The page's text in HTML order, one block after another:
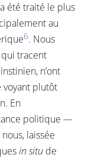
été traité le plus
au
6. Nous
qui tracent
n’ont
voyant plutôt
En
politique —
laissée
in situ de